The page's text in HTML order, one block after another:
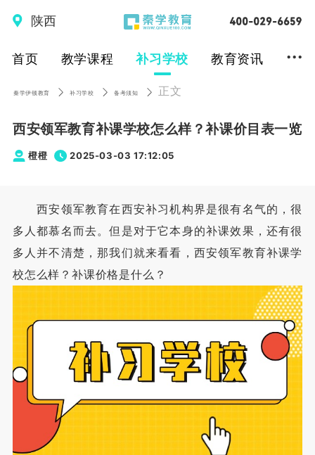
陕西
首页 教学课程 补习学校 教育资讯 ...
秦学伊顿教育 补习学校 备考须知 正文
西安领军教育补课学校怎么样？补课价目表一览
橙橙 2025-03-03 17:12:05
西安领军教育在西安补习机构界是很有名气的，很
多人都慕名而去。但是对于它本身的补课效果，还有很
多人并不清楚，那我们就来看看，西安领军教育补课学
校怎么样？补课价格是什么？